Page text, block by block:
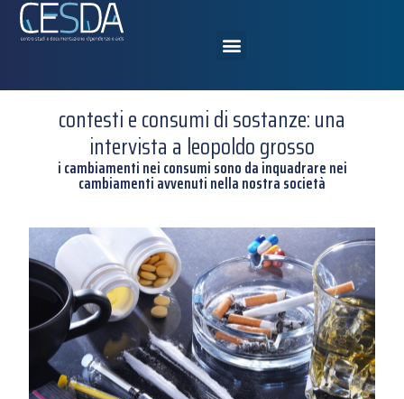
contesti e consumi di sostanze: una
intervista a leopoldo grosso
i cambiamenti nei consumi sono da inquadrare nei
cambiamenti avvenuti nella nostra società